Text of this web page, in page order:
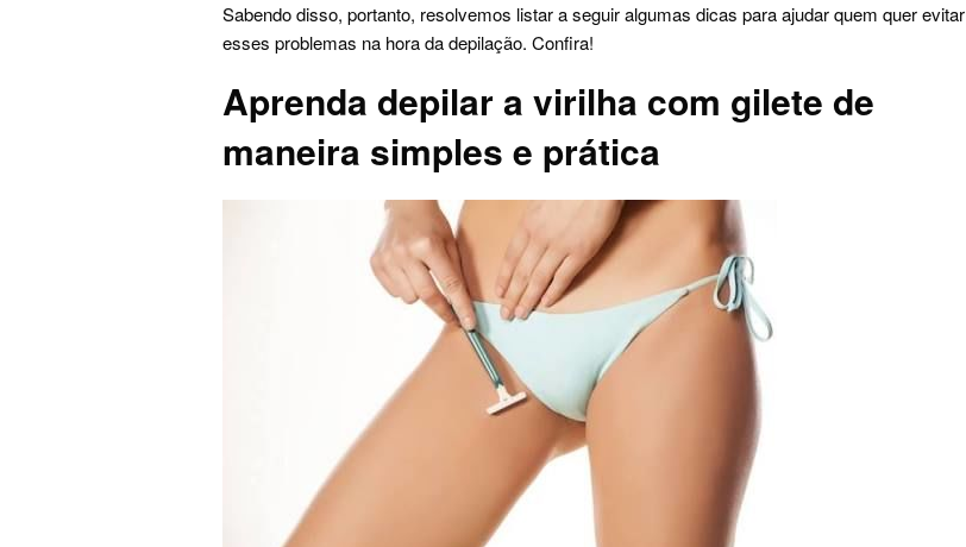
Sabendo disso, portanto, resolvemos listar a seguir algumas dicas para ajudar quem quer evitar
esses problemas na hora da depilação. Confira!
Aprenda depilar a virilha com gilete de
maneira simples e prática